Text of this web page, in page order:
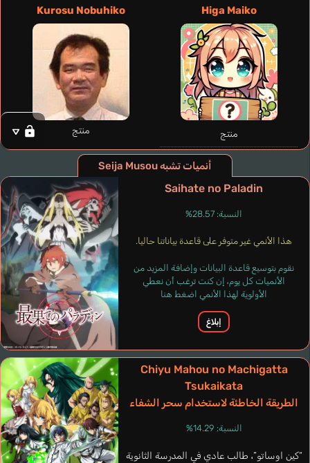
Higa Maiko
منتج
Kurosu Nobuhiko
منتج
Negrón Ryan
إنجليزي
Van Parys Arnaud
Möller Ivo
ألماني
Botacouri
Ugaki Hidenari
إنجليزي
Dubois Robert
Möller Kai Henrik
ألماني
أنميات تشبه Seija Musou
Saihate no Paladin
النسبة: 28.57%
هذا الأنمي غير متوفر على قاعدة بياناتنا حاليا.
نقوم بتوسيع قاعدة البيانات وإضافة المزيد من
الأنميات كل يوم، إن كنت ترغب أن نعطي
الأولوية لهذا الأنمي اضغط هنا
إبلاغ
Chiyu Mahou no Machigatta
Tsukaikata
الطريقة الخاطئة لاستخدام سحر الشفاء
النسبة: 14.29%
“كين اوساتو”، طالب عادي في المدرسة الثانوية